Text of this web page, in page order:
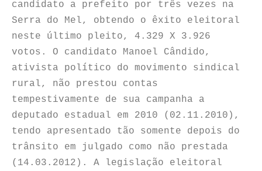
candidato a prefeito por três vezes na
Serra do Mel, obtendo o êxito eleitoral
neste último pleito, 4.329 X 3.926
votos. O candidato Manoel Cândido,
ativista político do movimento sindical
rural, não prestou contas
tempestivamente de sua campanha a
deputado estadual em 2010 (02.11.2010),
tendo apresentado tão somente depois do
trânsito em julgado como não prestada
(14.03.2012). A legislação eleitoral